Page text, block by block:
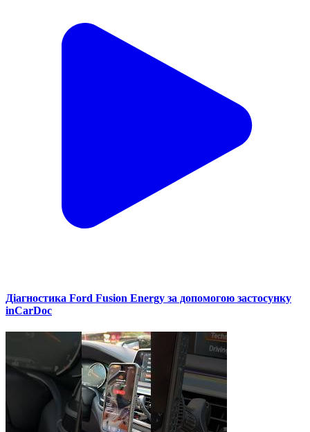
Діагностика Ford Fusion Energy за допомогою застосунку
inCarDoc